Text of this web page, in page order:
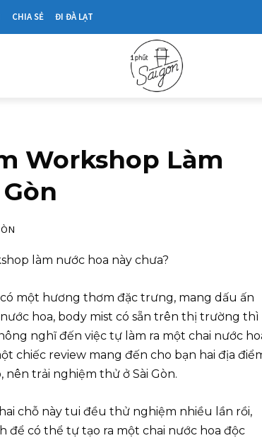
CHIA SẺ ĐI ĐÀ LẠT
Workshop Làm
làm nước hoa này chưa?
một hương thơm đặc trưng, mang dấu ấn
hoa, body mist có sẵn trên thị trường thì
nghĩ đến việc tự làm ra một chai nước
chiếc review mang đến cho bạn hai địa
trải nghiệm thử ở Sài Gòn.
chỗ này tui đều thử nghiệm nhiều lần rồi,
có thể tự tạo ra một chai nước hoa độc